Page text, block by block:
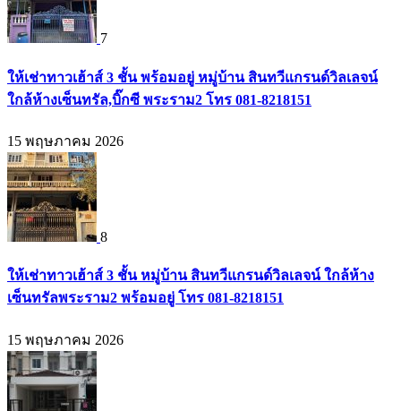
7
ให้เช่าทาวเฮ้าส์ 3 ชั้น พร้อมอยู่ หมู่บ้าน สินทวีแกรนด์วิลเลจน์
ใกล้ห้างเซ็นทรัล,บิ๊กซี พระราม2 โทร 081-8218151
15 พฤษภาคม 2026
8
ให้เช่าทาวเฮ้าส์ 3 ชั้น หมู่บ้าน สินทวีแกรนด์วิลเลจน์ ใกล้ห้าง
เซ็นทรัลพระราม2 พร้อมอยู่ โทร 081-8218151
15 พฤษภาคม 2026